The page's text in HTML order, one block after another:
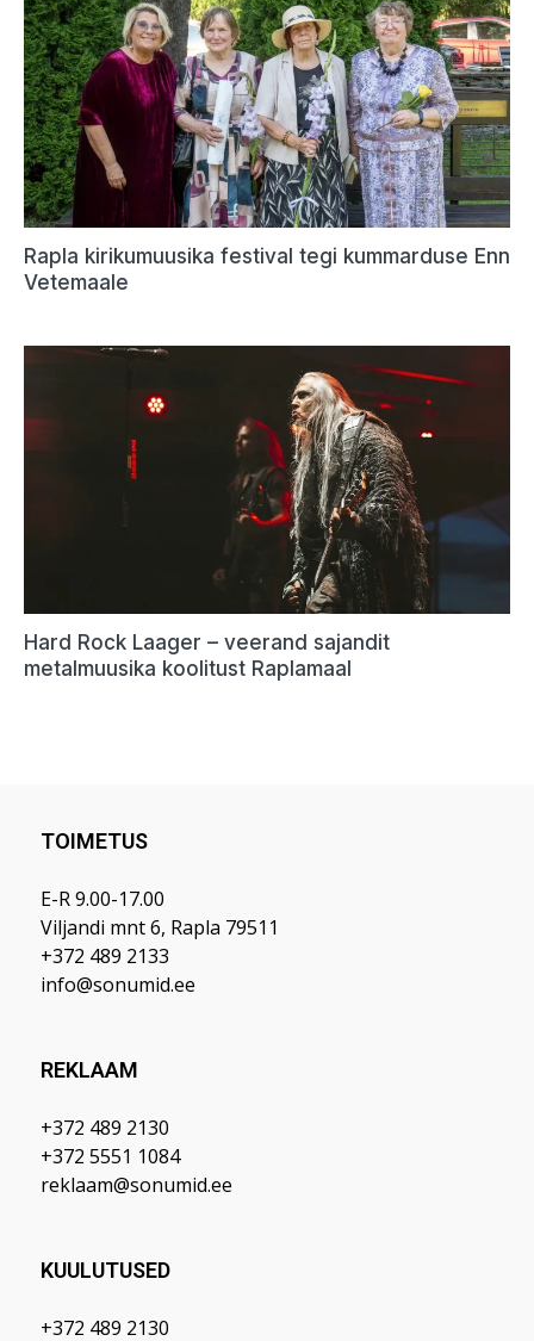
TOIMETUS
E-R 9.00-17.00
Viljandi mnt 6, Rapla 79511
+372 489 2133
info@sonumid.ee
REKLAAM
+372 489 2130
+372 5551 1084
reklaam@sonumid.ee
KUULUTUSED
+372 489 2130